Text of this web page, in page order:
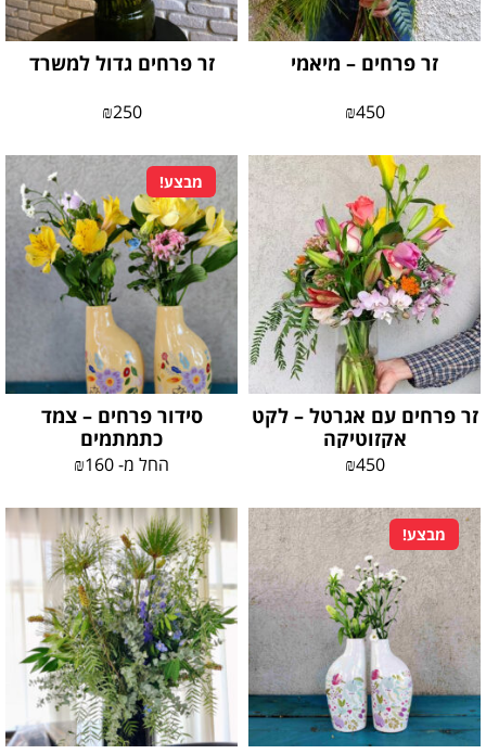
זר פרחים – מיאמי
₪450
זר פרחים גדול למשרד
₪250
זר פרחים עם אגרטל – לקט
אקזוטיקה
₪450
מבצע!
סידור פרחים – צמד
כתמתמים
החל מ- ₪160
מבצע!